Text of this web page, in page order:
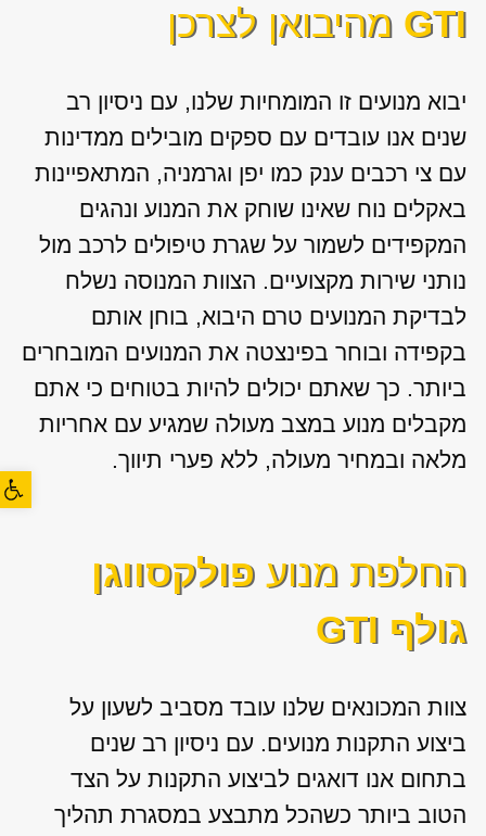
GTI מהיבואן לצרכן
יבוא מנועים זו המומחיות שלנו, עם ניסיון רב
שנים אנו עובדים עם ספקים מובילים ממדינות
עם צי רכבים ענק כמו יפן וגרמניה, המתאפיינות
באקלים נוח שאינו שוחק את המנוע ונהגים
המקפידים לשמור על שגרת טיפולים לרכב מול
נותני שירות מקצועיים. הצוות המנוסה נשלח
לבדיקת המנועים טרם היבוא, בוחן אותם
בקפידה ובוחר בפינצטה את המנועים המובחרים
ביותר. כך שאתם יכולים להיות בטוחים כי אתם
מקבלים מנוע במצב מעולה שמגיע עם אחריות
מלאה ובמחיר מעולה, ללא פערי תיווך.
החלפת מנוע פולקסווגן
גולף GTI
צוות המכונאים שלנו עובד מסביב לשעון על
ביצוע התקנות מנועים. עם ניסיון רב שנים
בתחום אנו דואגים לביצוע התקנות על הצד
הטוב ביותר כשהכל מתבצע במסגרת תהליך
פתח